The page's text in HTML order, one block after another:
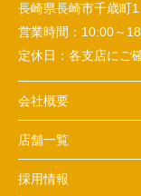
長崎県長崎市千歳町
営業時間： 10:00～
定休日： 各支店にご
会社概要
店舗一覧
採用情報